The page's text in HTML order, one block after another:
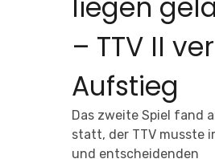
– TTV II
Aufstieg
Das zweite Spiel fand
statt, der TTV musste
und entscheidenden